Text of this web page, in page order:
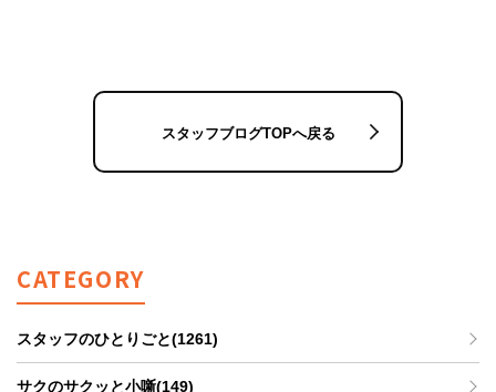
スタッフブログTOPへ戻る
CATEGORY
スタッフのひとりごと(1261)
サクのサクッと小噺(149)